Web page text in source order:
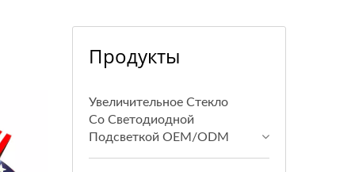
Продукты
Увеличительное Стекло
Со Светодиодной
Подсветкой OEM/ODM